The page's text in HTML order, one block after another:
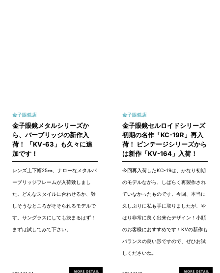
金子眼鏡店
金子眼鏡メタルシリーズか
ら、バーブリッジの新作入
荷！ 「KV-63」も久々に追
加です！
レンズ上下幅25㎜、ナローなメタルバ
ーブリッジフレームが入荷致しまし
た。どんなスタイルに合わせるか、難
しそうなところがそそられるモデルで
す。サングラスにしても決まるはず！
まずは試してみて下さい。
金子眼鏡店
金子眼鏡セルロイドシリーズ
初期の名作「KC-19R」再入
荷！ ビンテージシリーズから
は新作「KV-164」入荷！
今回再入荷したKC-19は、かなり初期
のモデルながら、しばらく再製作され
ていなかったものです。今回、本当に
久しぶりに私も手に取りましたが、や
はり非常に良く出来たデザイン！小顔
のお客様におすすめです！KVの新作も
バランスの良い形ですので、ぜひお試
しくださいね。